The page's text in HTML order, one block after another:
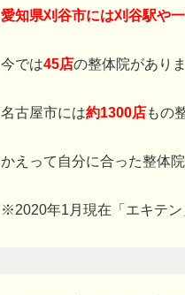
愛知県刈谷市には刈谷駅や
今では45店の整体院があり
名古屋市には約1300店もの
かえって自分に合った整体
※2020年1月現在「エキテン